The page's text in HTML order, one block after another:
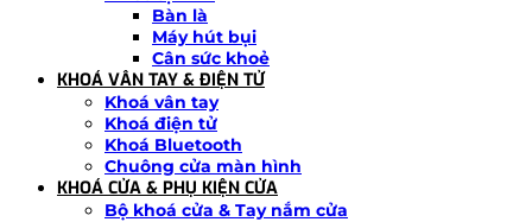
Bàn là
Máy hút bụi
Cân sức khoẻ
KHOÁ VÂN TAY & ĐIỆN TỬ
Khoá vân tay
Khoá điện tử
Khoá Bluetooth
Chuông cửa màn hình
KHOÁ CỬA & PHỤ KIỆN CỬA
Bộ khoá cửa & Tay nắm cửa